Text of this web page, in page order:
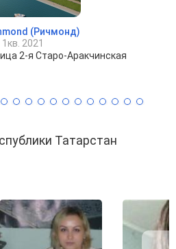
(Ричмонд)
1кв. 2021
2-я Старо-Аракчинская
Татарстан